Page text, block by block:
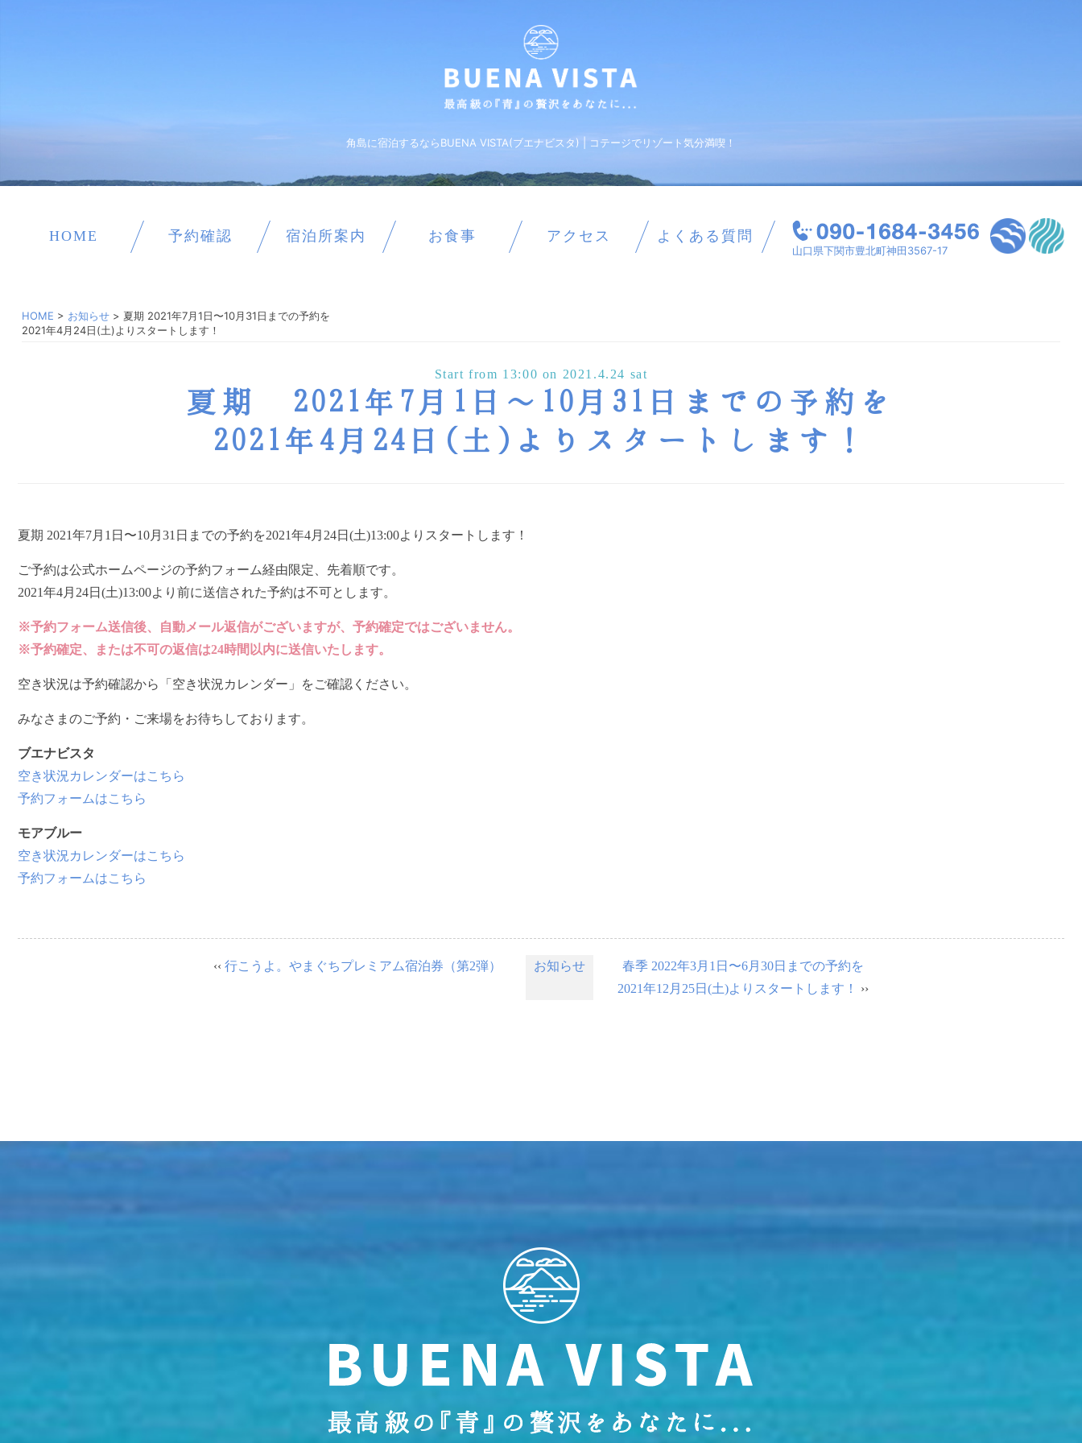
角島に宿泊するならBUENA VISTA(ブエナビスタ) | コテージでリゾート気分満喫！
HOME 予約確認 宿泊所案内 お食事 アクセス よくある質問
山口県下関市豊北町神田3567-17
HOME > お知らせ> 夏期 2021年7月1日〜10月31日までの予約を
2021年4月24日(土)よりスタートします！
Start from 13:00 on 2021.4.24 sat
夏期 2021年7月1日〜10月31日までの予約を
2021年4月24日(土)よりスタートします！
夏期 2021年7月1日〜10月31日までの予約を2021年4月24日(土)13:00よりスタートします！
ご予約は公式ホームページの予約フォーム経由限定、先着順です。
2021年4月24日(土)13:00より前に送信された予約は不可とします。
※予約フォーム送信後、自動メール返信がございますが、予約確定ではございません。
※予約確定、または不可の返信は24時間以内に送信いたします。
空き状況は予約確認から「空き状況カレンダー」をご確認ください。
みなさまのご予約・ご来場をお待ちしております。
ブエナビスタ
空き状況カレンダーはこちら
予約フォームはこちら
モアブルー
空き状況カレンダーはこちら
予約フォームはこちら
‹‹ 行こうよ。やまぐちプレミアム宿泊券（第2弾） お知らせ
春季 2022年3月1日〜6月30日までの予約を
2021年12月25日(土)よりスタートします！
››